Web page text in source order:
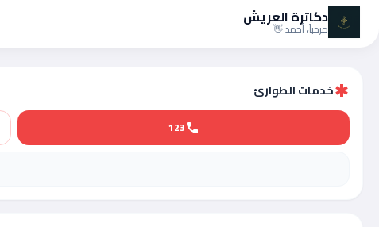
دكاترة العريش
مرحباً، أحمد 👋
emergencyخدمات الطوارئ
call
123